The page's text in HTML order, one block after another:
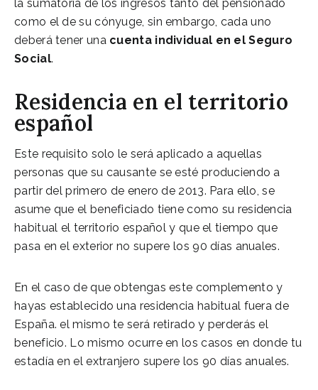
la sumatoria de los ingresos tanto del pensionado
como el de su cónyuge, sin embargo, cada uno
deberá tener una cuenta individual en el Seguro
Social.
Residencia en el territorio
español
Este requisito solo le será aplicado a aquellas
personas que su causante se esté produciendo a
partir del primero de enero de 2013. Para ello, se
asume que el beneficiado tiene como su residencia
habitual el territorio español y que el tiempo que
pasa en el exterior no supere los 90 días anuales.
En el caso de que obtengas este complemento y
hayas establecido una residencia habitual fuera de
España. el mismo te será retirado y perderás el
beneficio. Lo mismo ocurre en los casos en donde tu
estadía en el extranjero supere los 90 días anuales.